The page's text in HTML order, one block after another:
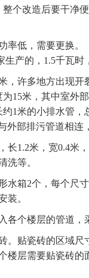
个改造后要干净
低，需要更换。
生产的，1.5千瓦时
，许多地方出现
15米，其中室外
1米的小排水管
外部排污管道相连
1.2米，宽0.4米
洗等。
箱2个，每个尺
装。
个楼层的管道，
贴瓷砖的区域尺
楼层需要贴瓷砖的